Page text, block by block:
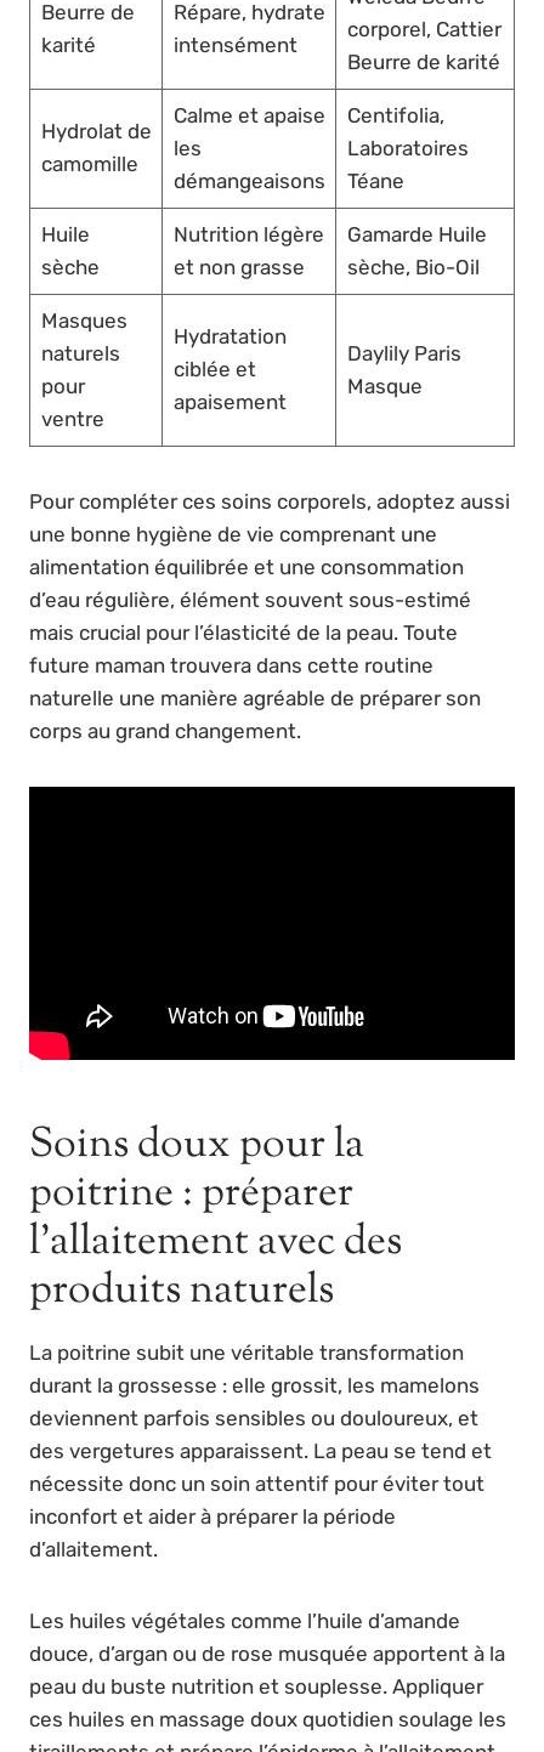
Beurre de
karité
Répare, hydrate
intensément
corporel, Cattier
Beurre de karité
Hydrolat de
camomille
Calme et apaise
les
démangeaisons
Centifolia,
Laboratoires
Téane
Huile
sèche
Nutrition légère
et non grasse
Gamarde Huile
sèche, Bio-Oil
Masques
naturels
pour
ventre
Hydratation
ciblée et
apaisement
Daylily Paris
Masque
Pour compléter ces soins corporels, adoptez aussi
une bonne hygiène de vie comprenant une
alimentation équilibrée et une consommation
d’eau régulière, élément souvent sous-estimé
mais crucial pour l’élasticité de la peau. Toute
future maman trouvera dans cette routine
naturelle une manière agréable de préparer son
corps au grand changement.
Soins doux pour la
poitrine : préparer
l’allaitement avec des
produits naturels
La poitrine subit une véritable transformation
durant la grossesse : elle grossit, les mamelons
deviennent parfois sensibles ou douloureux, et
des vergetures apparaissent. La peau se tend et
nécessite donc un soin attentif pour éviter tout
inconfort et aider à préparer la période
d’allaitement.
Les huiles végétales comme l’huile d’amande
douce, d’argan ou de rose musquée apportent à la
peau du buste nutrition et souplesse. Appliquer
ces huiles en massage doux quotidien soulage les